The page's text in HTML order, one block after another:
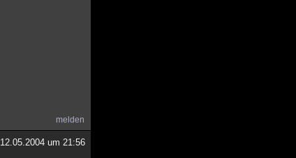
melden
12.05.2004 um 21:56